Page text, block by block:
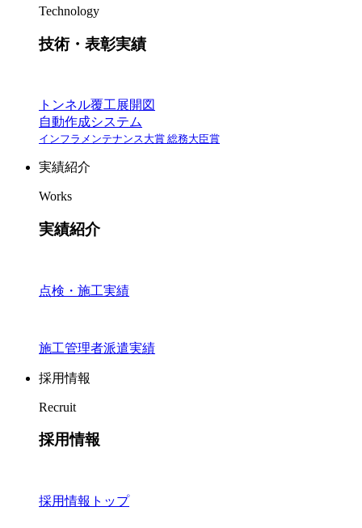
Technology
技術・表彰実績
トンネル覆工展開図
自動作成システム
インフラメンテナンス大賞 総務大臣賞
実績紹介
Works
実績紹介
点検・施工実績
施工管理者派遣実績
採用情報
Recruit
採用情報
採用情報トップ